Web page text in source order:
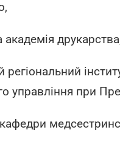
академія
регіональний
управління при